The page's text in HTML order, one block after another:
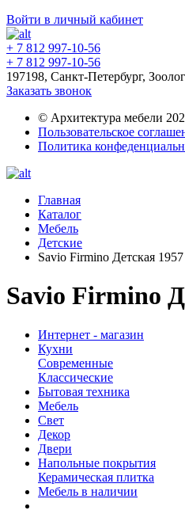
Войти в личный кабинет
+ 7 812 997-10-56
+ 7 812 997-10-56
197198, Санкт-Петербург,
Заказать звонок
© Архитектура мебели
Пользовательское
Политика
Главная
Каталог
Мебель
Детские
Savio Firmino Детская 1957
Savio Firmino
Интернет - магазин
Кухни
Современные
Классические
Бытовая техника
Мебель
Свет
Декор
Двери
Напольные покрытия
Керамическая плитка
Мебель в наличии